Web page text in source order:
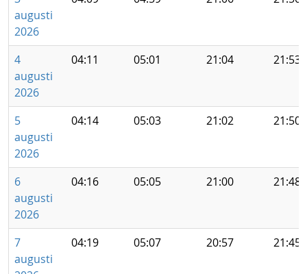
augusti
2026
4
augusti
2026
04:11 05:01 21:04 21:53
5
augusti
2026
04:14 05:03 21:02 21:50
6
augusti
2026
04:16 05:05 21:00 21:48
7
augusti
04:19 05:07 20:57 21:45